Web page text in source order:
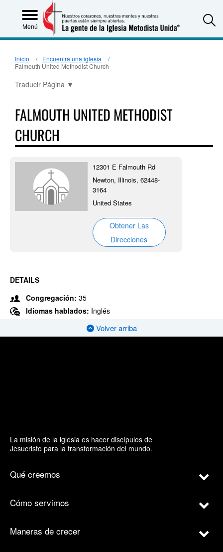
Menú
Inicio
Encuentra una iglesia
Falmouth United Methodist Church
Traducir Página ▼
FALMOUTH UNITED METHODIST
CHURCH
12301 E Falmouth Rd
Newton, Illinois, 62448-
3164
United States
Obtener Las
Direcciones
DETAILS
Congregación: 35
Idiomas hablados: Inglés
Volver arriba
La misión de la iglesia es hacer discípulos de
Jesucristo para la transformación del mundo.
Qué creemos
Cómo servimos
Maneras de crecer